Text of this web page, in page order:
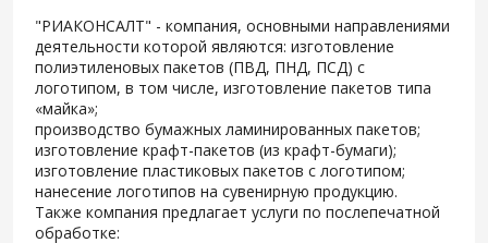
"РИАКОНСАЛТ" - компания, основными направлениями
деятельности которой являются: изготовление
полиэтиленовых пакетов (ПВД, ПНД, ПСД) с
логотипом, в том числе, изготовление пакетов типа
«майка»;
производство бумажных ламинированных пакетов;
изготовление крафт-пакетов (из крафт-бумаги);
изготовление пластиковых пакетов с логотипом;
нанесение логотипов на сувенирную продукцию.
Также компания предлагает услуги по послепечатной
обработке: